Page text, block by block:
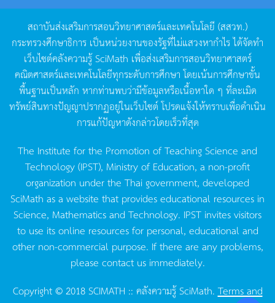
สถาบันส่งเสริมการสอนวิทยาศาสตร์และเทคโนโลยี (สสวท.)
กระทรวงศึกษาธิการ เป็นหน่วยงานของรัฐที่ไม่แสวงหากำไรได้จัดทำ
เว็บไซต์คลังความรู้SciMath เพื่อส่งเสริมการสอนวิทยาศาสตร์
คณิตศาสตร์และเทคโนโลยีทุกระดับการศึกษา โดยเน้นการศึกษาขั้น
พื้นฐานเป็นหลัก หากท่านพบว่ามีข้อมูลหรือเนื้อหาใด ๆ ที่ละเมิด
ทรัพย์สินทางปัญญาปรากฏอยู่ในเว็บไซต์โปรดแจ้งให้ทราบเพื่อดำเนิน
การแก้ปัญหาดังกล่าวโดยเร็วที่สุด
The Institute for the Promotion of Teaching Science and
Technology (IPST), Ministry of Education, a non-profit
organization under the Thai government, developed
SciMath as a website that provides educational resources in
Science, Mathematics and Technology. IPST invites visitors
to use its online resources for personal, educational and
other non-commercial purpose. If there are any problems,
please contact us immediately.
Copyright © 2018 SCIMATH :: คลังความรู้ SciMath.Terms and